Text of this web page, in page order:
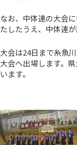
なお、中体連の大会
たしたうえ、中体連
大会は24日まで糸魚
大会へ出場します。
います。